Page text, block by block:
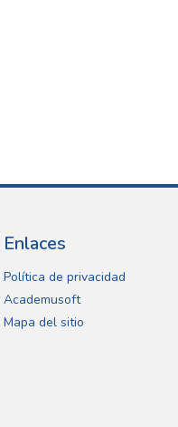
Enlaces
Política de privacidad
Academusoft
Mapa del sitio